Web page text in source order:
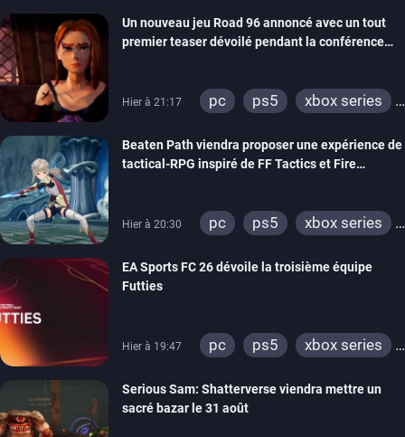
xbox one
switch 2
Un nouveau jeu Road 96 annoncé avec un tout
premier teaser dévoilé pendant la conférence
Hier à 21:17 pc ps5
xbox series
xbox one
Beaten Path viendra proposer une expérience de
tactical-RPG inspiré de FF Tactics et Fire
Hier à 20:30 pc ps5
xbox series
EA Sports FC 26 dévoile la troisième équipe
Futties
Hier à 19:47 pc ps5
xbox series
xbox one
switch 2
Serious Sam: Shatterverse viendra mettre un
sacré bazar le 31 août